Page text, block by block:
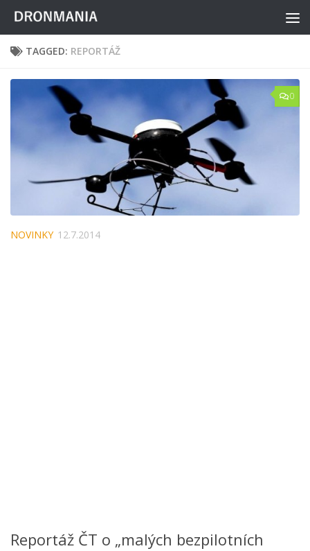
Skip to content
TAGGED: REPORTÁŽ
0
NOVINKY 12.7.2014
Reportáž ČT o „malých bezpilotních